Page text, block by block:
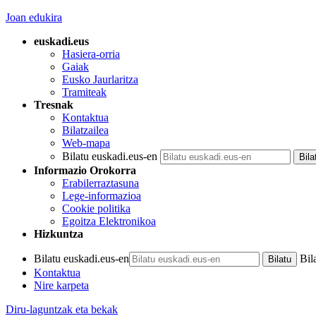
Joan edukira
euskadi.eus
Hasiera-orria
Gaiak
Eusko Jaurlaritza
Tramiteak
Tresnak
Kontaktua
Bilatzailea
Web-mapa
Bilatu euskadi.eus-en
Informazio Orokorra
Erabilerraztasuna
Lege-informazioa
Cookie politika
Egoitza Elektronikoa
Hizkuntza
Bilatu euskadi.eus-en
Kontaktua
Nire karpeta
Diru-laguntzak eta bekak